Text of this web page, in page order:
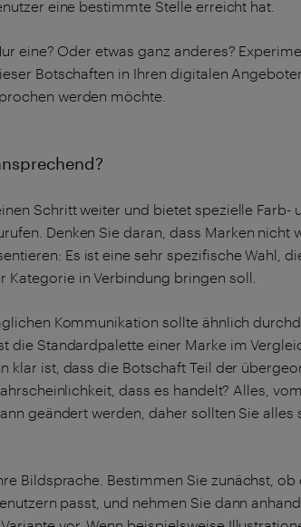
eine bestimmte Stelle erreicht hat.
eine? Oder etwas ganz anderes?
Botschaften in Ihren digitalen
werden möchte.
Schritt weiter und bietet spezielle Farb-
Denken Sie daran, dass Marken nicht
Es ist eine sehr spezifische Wahl,
in Verbindung bringen soll.
Kommunikation sollte ähnlich
die Standardpalette einer Marke im
klar ist, dass die Botschaft Teil der
dass es handelt? Alles,
geändert werden, daher sollten Sie alles
Bildsprache. Bestimmen Sie zunächst, ob
passt, und nehmen Sie dann